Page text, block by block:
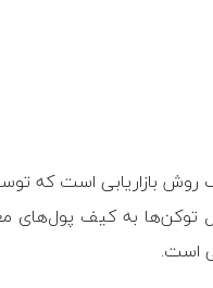
روش بازاریابی است که
توکن‌ها به کیف پول‌های
است.